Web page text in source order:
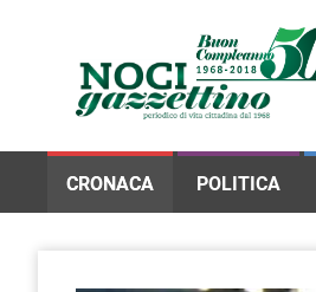
CRONACA POLITICA